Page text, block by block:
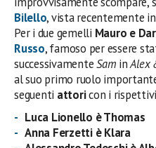
Bilello, vista recentemente
Per i due gemelli Mauro e
Russo, famoso per essere
successivamenteSam inAlex
al suo primo ruolo
seguenti attoricon i rispettivi
Luca Lionello è Thomas
Anna Ferzetti è Klara